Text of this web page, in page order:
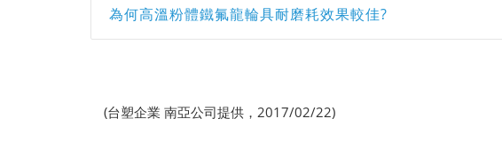
為何高溫粉體鐵氟龍輪具耐磨耗效果較佳?
(台塑企業 南亞公司提供，2017/02/22)